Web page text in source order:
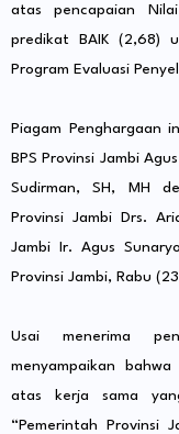
atas pencapaian
predikat BAIK (2,68)
Program Evaluasi
Piagam Penghargaan
BPS Provinsi Jambi
Sudirman, SH, MH
Provinsi Jambi Drs.
Jambi Ir. Agus
Provinsi Jambi, Rabu
Usai menerima
menyampaikan
atas kerja sama
“Pemerintah Provinsi